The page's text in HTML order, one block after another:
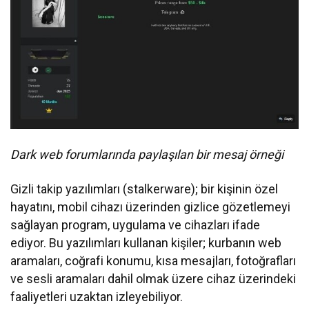
Dark web forumlarında paylaşılan bir mesaj örneği
Gizli takip yazılımları (stalkerware); bir kişinin özel
hayatını, mobil cihazı üzerinden gizlice gözetlemeyi
sağlayan program, uygulama ve cihazları ifade
ediyor. Bu yazılımları kullanan kişiler; kurbanın web
aramaları, coğrafi konumu, kısa mesajları, fotoğrafları
ve sesli aramaları dahil olmak üzere cihaz üzerindeki
faaliyetleri uzaktan izleyebiliyor.